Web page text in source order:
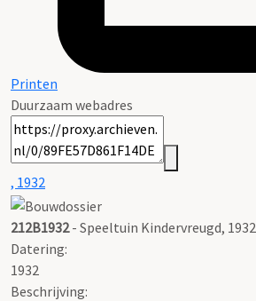
Printen
Duurzaam webadres
, 1932
212B1932- Speeltuin Kindervreugd, 1932
Datering:
1932
Beschrijving: